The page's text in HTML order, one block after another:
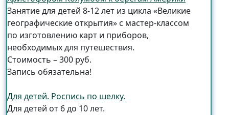
Занятие для детей 8-12 лет из цикла «Великие
географические открытия» с мастер-классом
по изготовлению карт и приборов,
необходимых для путешествия.
Стоимость – 300 руб.
Запись обязательна!
Для детей. Роспись по шелку.
Для детей от 6 до 10 лет.